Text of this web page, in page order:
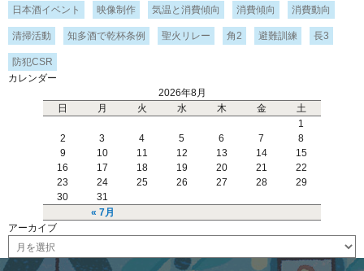
日本酒イベント 映像制作 気温と消費傾向 消費傾向 消費動向
清掃活動 知多酒で乾杯条例 聖火リレー 角2 避難訓練 長3
防犯CSR
カレンダー
2026年8月
日
月 火 水 木 金 土
« 7月
1
2
3 4 5 6 7
8
9
10 11 12 13 14
15
16
17 18 19 20 21
22
23
24 25 26 27 28
29
30
31
アーカイブ
ー